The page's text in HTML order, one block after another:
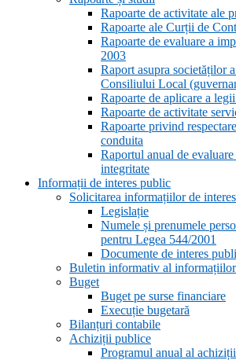
Rapoarte de activitate ale
Rapoarte ale Curții de
Rapoarte de evaluare a
2003
Raport asupra societăților
Consiliului Local
Rapoarte de aplicare a
Rapoarte de activitate
Rapoarte privind
conduita
Raportul anual de
integritate
Informații de interes public
Solicitarea informațiilor de
Legislație
Numele și prenumele
pentru Legea 544/2001
Documente de interes
Buletin informativ al
Buget
Buget pe surse financiare
Execuție bugetară
Bilanțuri contabile
Achiziții publice
Programul anual al